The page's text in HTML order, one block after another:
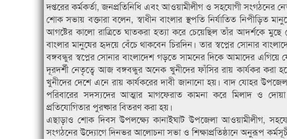
দপ্তরের কর্মকর্তা, জনপ্রতিনিধি এবং আওয়ামীলীগ ও সহযোগী সংগঠনের
শোক সভায় বক্তারা বলেন, স্বাধীন বাংলার স্থপতি নির্যাতিত নিপীড়িত
আগষ্টের কালো রাত্রিতে ঘাতকরা হত্যা করে চেয়েছিল তাঁর আদর্শকে মুছে
বাংলার মানুষের হৃদয়ে বেঁচে থাকবেন চিরদিন। তার স্বপ্নের সোনার
বঙ্গবন্ধুর স্বপ্নের সোনার বাংলাদেশ গড়তে সামনের দিকে আমাদের এগিয়ে
দূরদর্শী নেতৃত্বে আজ বঙ্গবন্ধুর অনেক খুনীদের ফাঁসির রায় কার্যকর করা
খুনীদের দেশে এনে রায় কার্যকরের দাবী জানানো হয়। বাদ যোহর
পরিবারের সদস্যদের আত্মার মাগফেরাত কামনা করে মিলাদ ও
প্রতিযোগিতার পুরষ্কার বিতরণ করা হয়।
এছাড়াও শোক দিবস উপলক্ষ্যে কানাইঘাট উপজেলা আওয়ামীলীগ,
সংগঠনের উদ্যোগে দিনভর আলোচনা সভা ও শিক্ষাপ্রতিষ্ঠানে অনুরূপ